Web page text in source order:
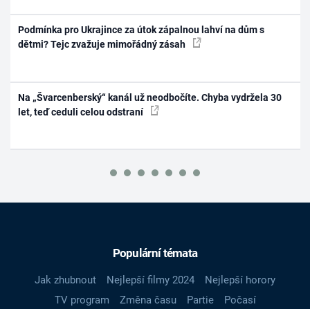
Podmínka pro Ukrajince za útok zápalnou lahví na dům s
dětmi? Tejc zvažuje mimořádný zásah
Na „Švarcenberský“ kanál už neodbočíte. Chyba vydržela 30
let, teď ceduli celou odstraní
Populární témata
Jak zhubnout Nejlepší filmy 2024
Nejlepší horory
TV program
Změna času Partie
Počasí